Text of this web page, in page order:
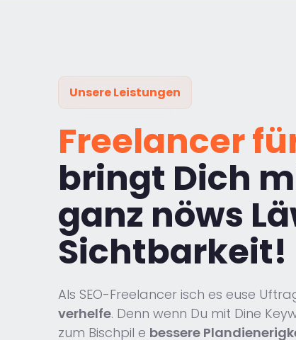
Unsere Leistungen
Freelancer
bringt Dich
ganz nöws
Sichtbarkeit!
Als SEO-Freelancer isch es euse
verhelfe. Denn wenn Du mit Dine
zum Bischpil e bessere